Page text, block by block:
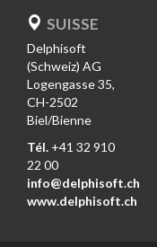
SUISSE
Delphisoft
(Schweiz) AG
Logengasse 35,
CH-2502
Biel/Bienne
Tél. +41 32 910
22 00
info@delphisoft.ch
www.delphisoft.ch